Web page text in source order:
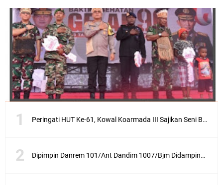
Peringati HUT Ke-61, Kowal Koarmada III Sajikan Seni Budaya Khas Papua
Dipimpin Danrem 101/Ant Dandim 1007/Bjm Didampingi Ketua Persit KCK Cabang XXX Koorcab Rem 101 PD VI/Mlw Hadiri Sertijab Dandim 1002/HSS